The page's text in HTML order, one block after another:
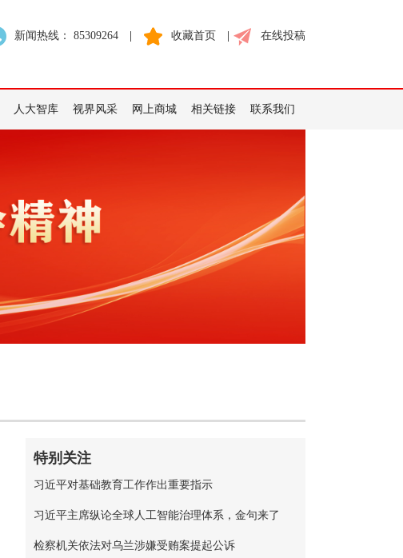
新闻热线： 85309264 收藏首页 在线投稿
人大智库 视界风采 网上商城 相关链接 联系我们
特别关注
习近平对基础教育工作作出重要指示
习近平主席纵论全球人工智能治理体系，金句来了
检察机关依法对乌兰涉嫌受贿案提起公诉